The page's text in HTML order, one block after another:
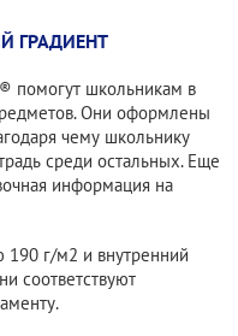
ГРАДИЕНТ
помогут школьникам в
Они оформлены
чему школьнику
среди остальных. Еще
информация на
190 г/м2 и внутренний
соответствуют